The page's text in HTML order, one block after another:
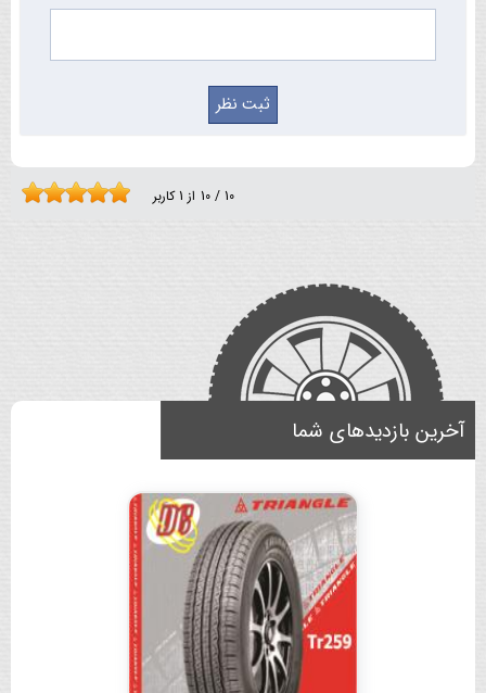
10 / 10 از 1کاربر
آخرین بازدیدهای شما